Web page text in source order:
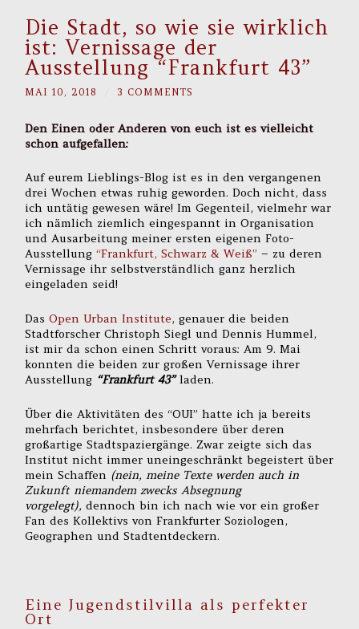
Die Stadt, so wie sie wirklich
ist: Vernissage der
Ausstellung “Frankfurt 43”
MAI 10, 2018 3 COMMENTS
Den Einen oder Anderen von euch ist es vielleicht
schon aufgefallen:
Auf eurem Lieblings-Blog ist es in den vergangenen
drei Wochen etwas ruhig geworden. Doch nicht, dass
ich untätig gewesen wäre! Im Gegenteil, vielmehr war
ich nämlich ziemlich eingespannt in Organisation
und Ausarbeitung meiner ersten eigenen Foto-
Ausstellung “Frankfurt, Schwarz & Weiß” – zu deren
Vernissage ihr selbstverständlich ganz herzlich
eingeladen seid!
DasOpen Urban Institute, genauer die beiden
Stadtforscher Christoph Siegl und Dennis Hummel,
ist mir da schon einen Schritt voraus: Am 9. Mai
konnten die beiden zur großen Vernissage ihrer
Ausstellung “Frankfurt 43”laden.
Über die Aktivitäten des “OUI” hatte ich ja bereits
mehrfach berichtet, insbesondere über deren
großartige Stadtspaziergänge. Zwar zeigte sich das
Institut nicht immer uneingeschränkt begeistert über
mein Schaffen (nein, meine Texte werden auch in
Zukunft niemandem zwecks Absegnung
vorgelegt),dennoch bin ich nach wie vor ein großer
Fan des Kollektivs von Frankfurter Soziologen,
Geographen und Stadtentdeckern.
Eine Jugendstilvilla als perfekter
Ort